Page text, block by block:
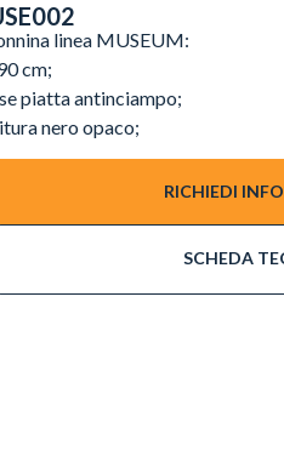
linea MUSEUM:
cm;
piatta antinciampo;
nero opaco;
RICHIEDI
SCHEDA